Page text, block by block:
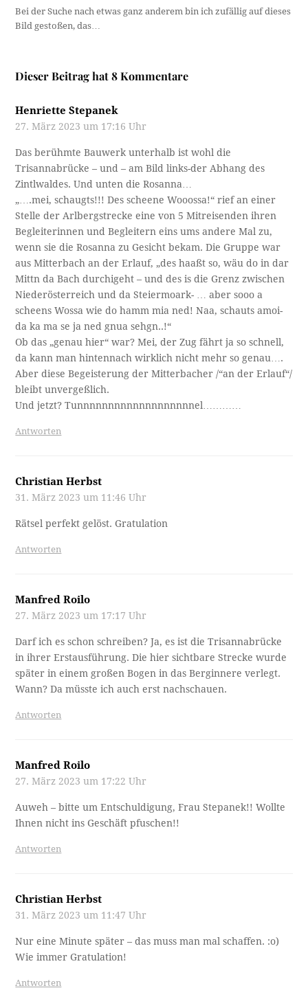
Bei der Suche nach etwas ganz anderem bin ich zufällig auf dieses
Bild gestoßen, das…
Dieser Beitrag hat 8 Kommentare
Henriette Stepanek
27. März 2023 um 17:16 Uhr
Das berühmte Bauwerk unterhalb ist wohl die
Trisannabrücke – und – am Bild links-der Abhang des
Zintlwaldes. Und unten die Rosanna…
„….mei, schaugts!!! Des scheene Wooossa!“ rief an einer
Stelle der Arlbergstrecke eine von 5 Mitreisenden ihren
Begleiterinnen und Begleitern eins ums andere Mal zu,
wenn sie die Rosanna zu Gesicht bekam. Die Gruppe war
aus Mitterbach an der Erlauf, „des haaßt so, wäu do in dar
Mittn da Bach durchigeht – und des is die Grenz zwischen
Niederösterreich und da Steiermoark- … aber sooo a
scheens Wossa wie do hamm mia ned! Naa, schauts amoi-
da ka ma se ja ned gnua sehgn..!“
Ob das „genau hier“ war? Mei, der Zug fährt ja so schnell,
da kann man hintennach wirklich nicht mehr so genau….
Aber diese Begeisterung der Mitterbacher /“an der Erlauf“/
bleibt unvergeßlich.
Und jetzt? Tunnnnnnnnnnnnnnnnnnnel…………
Antworten
Christian Herbst
31. März 2023 um 11:46 Uhr
Rätsel perfekt gelöst. Gratulation
Antworten
Manfred Roilo
27. März 2023 um 17:17 Uhr
Darf ich es schon schreiben? Ja, es ist die Trisannabrücke
in ihrer Erstausführung. Die hier sichtbare Strecke wurde
später in einem großen Bogen in das Berginnere verlegt.
Wann? Da müsste ich auch erst nachschauen.
Antworten
Manfred Roilo
27. März 2023 um 17:22 Uhr
Auweh – bitte um Entschuldigung, Frau Stepanek!! Wollte
Ihnen nicht ins Geschäft pfuschen!!
Antworten
Christian Herbst
31. März 2023 um 11:47 Uhr
Nur eine Minute später – das muss man mal schaffen. :o)
Wie immer Gratulation!
Antworten